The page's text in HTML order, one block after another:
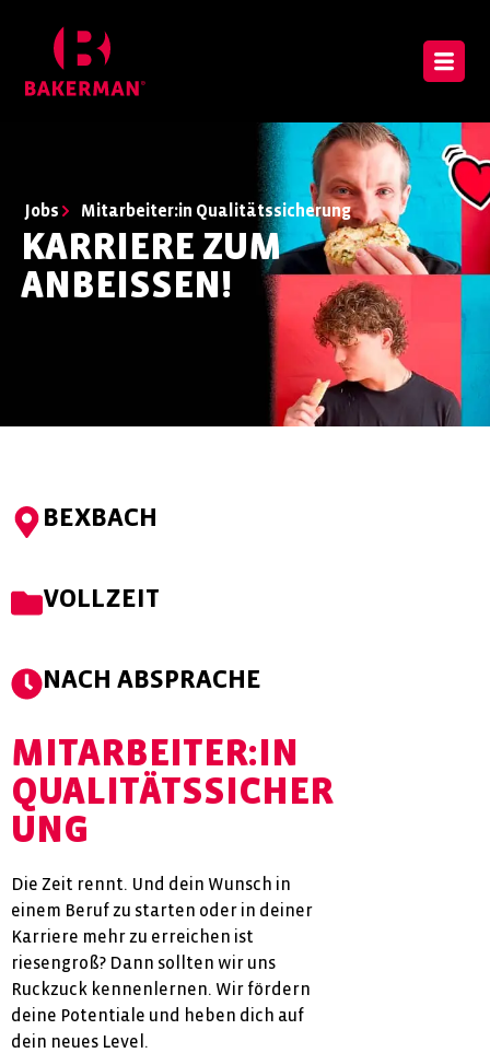
Jobs Mitarbeiter:in Qualitätssicherung
KARRIERE ZUM
ANBEISSEN!
BEXBACH
VOLLZEIT
NACH ABSPRACHE
MITARBEITER:IN
QUALITÄTSSICHER
UNG
Die Zeit rennt. Und dein Wunsch in
einem Beruf zu starten oder in deiner
Karriere mehr zu erreichen ist
riesengroß? Dann sollten wir uns
Ruckzuck kennenlernen. Wir fördern
deine Potentiale und heben dich auf
dein neues Level.